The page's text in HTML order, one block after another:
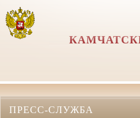
ПРЕСС-СЛУЖБА